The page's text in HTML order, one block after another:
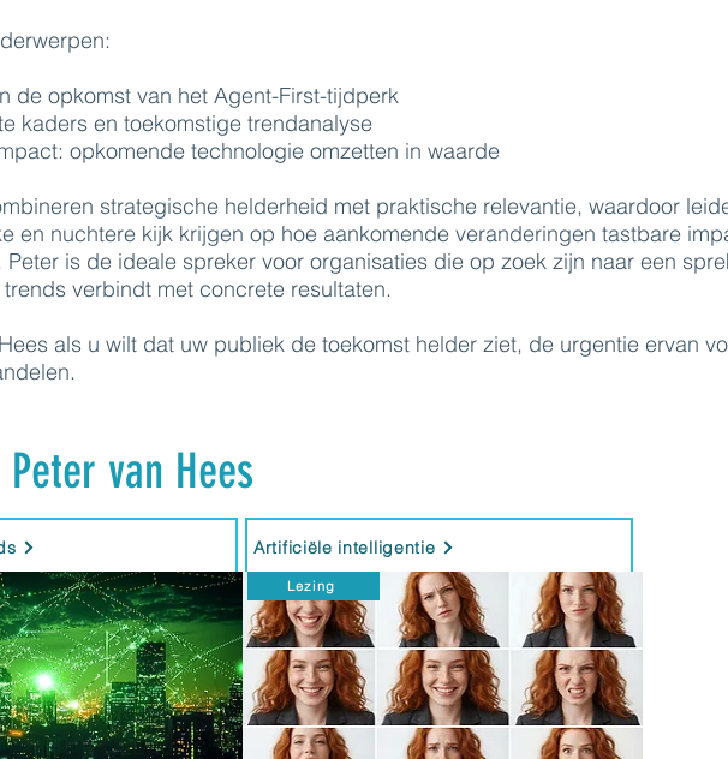
de opkomst van het Agent-First-tijdperk
kaders en toekomstige trendanalyse
opkomende technologie omzetten in waarde
strategische helderheid met praktische relevantie, waardoor
en nuchtere kijk krijgen op hoe aankomende veranderingen tastbare
Peter is de ideale spreker voor organisaties die op zoek zijn naar een
verbindt met concrete resultaten.
als u wilt dat uw publiek de toekomst helder ziet, de urgentie ervan
Peter van Hees
Artificiële intelligentie
Lezing